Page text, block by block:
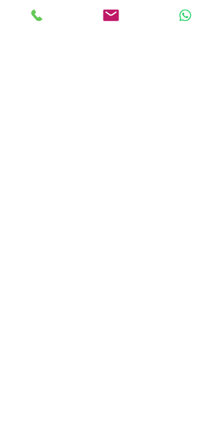
Realiza tu compra en el sitio
web y un asesor te contactará
Envío al interior de la